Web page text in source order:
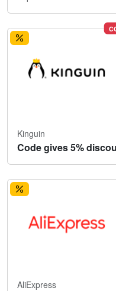
Kinguin
Code gives 5%
AliExpress